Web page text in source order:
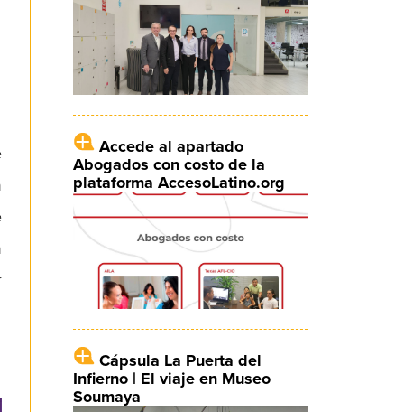
Accede al apartado
Abogados con costo de la
plataforma AccesoLatino.org
Cápsula La Puerta del
Infierno | El viaje en Museo
Soumaya